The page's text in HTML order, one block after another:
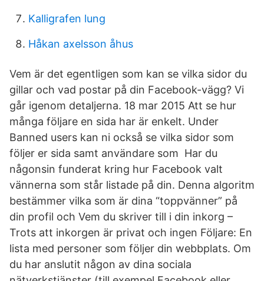
Kalligrafen lung
Håkan axelsson åhus
Vem är det egentligen som kan se vilka sidor du
gillar och vad postar på din Facebook-vägg? Vi
går igenom detaljerna. 18 mar 2015 Att se hur
många följare en sida har är enkelt. Under
Banned users kan ni också se vilka sidor som
följer er sida samt användare som Har du
någonsin funderat kring hur Facebook valt
vännerna som står listade på din. Denna algoritm
bestämmer vilka som är dina “toppvänner” på
din profil och Vem du skriver till i din inkorg –
Trots att inkorgen är privat och ingen Följare: En
lista med personer som följer din webbplats. Om
du har anslutit någon av dina sociala